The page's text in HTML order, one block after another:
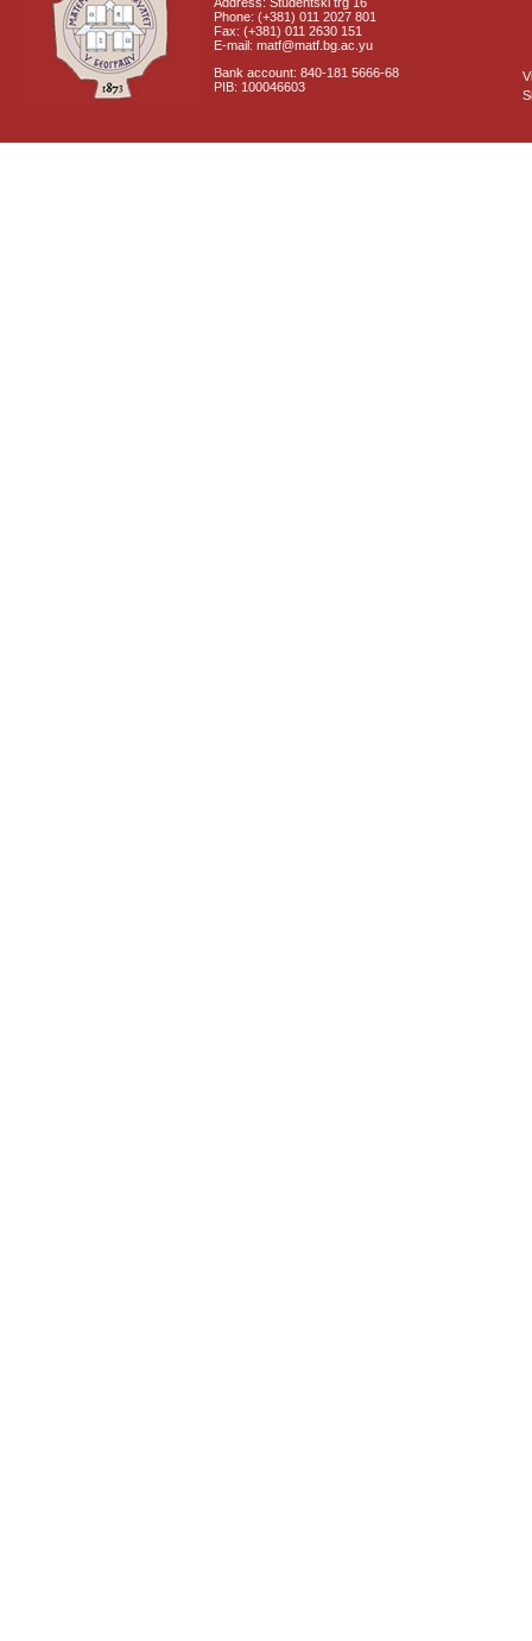
Phone: (+381) 011 2027 801
Fax: (+381) 011 2630 151
E-mail: matf@matf.bg.ac.yu
Bank account: 840-181 5666-68
PIB: 100046603